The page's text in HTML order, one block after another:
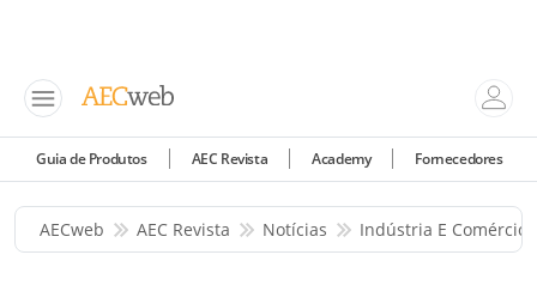
Guia de Produtos AEC Revista Academy Fornecedores
AECweb AEC Revista Notícias Indústria E Comércio